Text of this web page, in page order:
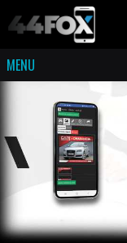
MENU